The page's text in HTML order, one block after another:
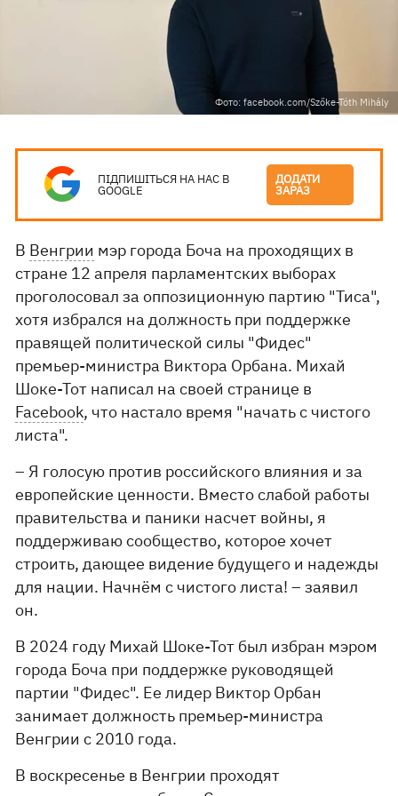
Фото: facebook.com/Szőke-Tóth Mihály
ПІДПИШІТЬСЯ НА НАС В
GOOGLE
ДОДАТИ
ЗАРАЗ
В Венгрии мэр города Боча на проходящих в
стране 12 апреля парламентских выборах
проголосовал за оппозиционную партию "Тиса",
хотя избрался на должность при поддержке
правящей политической силы "Фидес"
премьер-министра Виктора Орбана. Михай
Шоке-Тот написал на своей странице в
Facebook, что настало время "начать с чистого
листа".
– Я голосую против российского влияния и за
европейские ценности. Вместо слабой работы
правительства и паники насчет войны, я
поддерживаю сообщество, которое хочет
строить, дающее видение будущего и надежды
для нации. Начнём с чистого листа! – заявил
он.
В 2024 году Михай Шоке-Тот был избран мэром
города Боча при поддержке руководящей
партии "Фидес". Ее лидер Виктор Орбан
занимает должность премьер-министра
Венгрии с 2010 года.
В воскресенье в Венгрии проходят